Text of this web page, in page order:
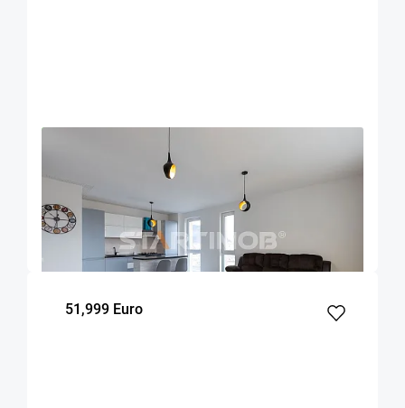
Apartament mobilat 3 camere Urban Plaza cu
parcare
Brasov
2
dormitoare Etaj
51,999 Euro